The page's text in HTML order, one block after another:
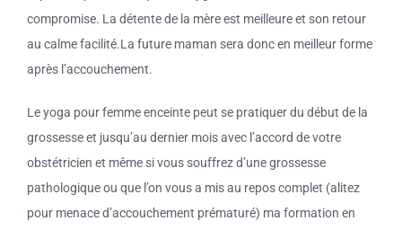
compromise. La détente de la mère est meilleure et son retour
au calme facilité.La future maman sera donc en meilleur forme
après l’accouchement.
Le yoga pour femme enceinte peut se pratiquer du début de la
grossesse et jusqu’au dernier mois avec l’accord de votre
obstétricien et même si vous souffrez d’une grossesse
pathologique ou que l’on vous a mis au repos complet (alitez
pour menace d’accouchement prématuré) ma formation en